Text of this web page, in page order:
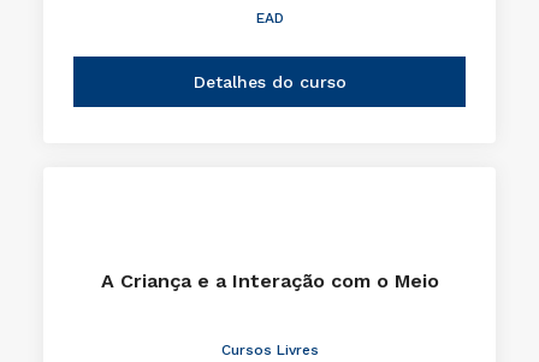
EAD
Detalhes do curso
A Criança e a Interação com o Meio
Cursos Livres